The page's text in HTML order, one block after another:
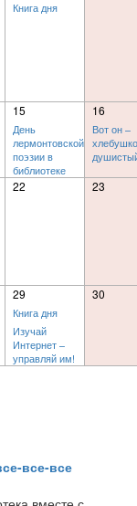
Книга дня
15
День
лермонтовской
поэзии в
библиотеке
16
Вот он –
хлебушко
22 23
29
Книга дня
Изучай
Интернет –
управляй им!
30
все-все